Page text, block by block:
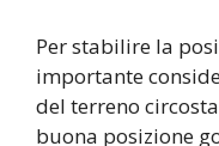
Per stabilire la
importante
del terreno
buona posizione